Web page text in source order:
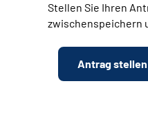
Stellen Sie Ihren
zwischenspeichern
Antrag stellen